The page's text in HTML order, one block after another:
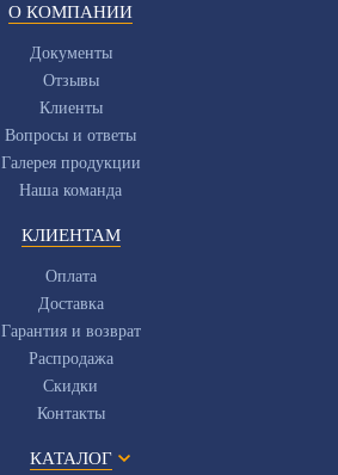
О КОМПАНИИ
Документы
Отзывы
Клиенты
Вопросы и ответы
Галерея продукции
Наша команда
КЛИЕНТАМ
Оплата
Доставка
Гарантия и возврат
Распродажа
Скидки
Контакты
КАТАЛОГ